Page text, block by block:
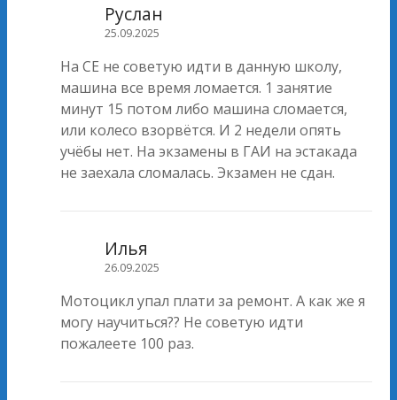
Руслан
25.09.2025
На CE не советую идти в данную школу,
машина все время ломается. 1 занятие
минут 15 потом либо машина сломается,
или колесо взорвётся. И 2 недели опять
учёбы нет. На экзамены в ГАИ на эстакада
не заехала сломалась. Экзамен не сдан.
Илья
26.09.2025
Мотоцикл упал плати за ремонт. А как же я
могу научиться?? Не советую идти
пожалеете 100 раз.